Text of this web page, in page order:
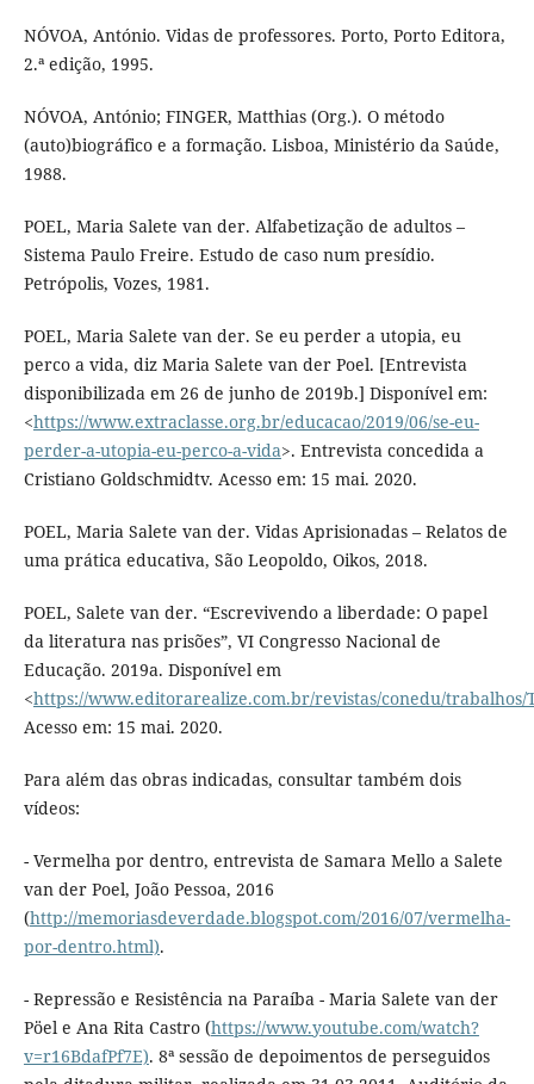
NÓVOA, António. Vidas de professores. Porto, Porto Editora,
2.ª edição, 1995.
NÓVOA, António; FINGER, Matthias (Org.). O método
(auto)biográfico e a formação. Lisboa, Ministério da Saúde,
1988.
POEL, Maria Salete van der. Alfabetização de adultos –
Sistema Paulo Freire. Estudo de caso num presídio.
Petrópolis, Vozes, 1981.
POEL, Maria Salete van der. Se eu perder a utopia, eu
perco a vida, diz Maria Salete van der Poel. [Entrevista
disponibilizada em 26 de junho de 2019b.] Disponível em:
<https://www.extraclasse.org.br/educacao/2019/06/se-eu-
perder-a-utopia-eu-perco-a-vida>. Entrevista concedida a
Cristiano Goldschmidtv. Acesso em: 15 mai. 2020.
POEL, Maria Salete van der. Vidas Aprisionadas – Relatos de
uma prática educativa, São Leopoldo, Oikos, 2018.
POEL, Salete van der. “Escrevivendo a liberdade: O papel
da literatura nas prisões”, VI Congresso Nacional de
Educação. 2019a. Disponível em
<https://www.editorarealize.com.br/revistas/conedu/trabalhos/
Acesso em: 15 mai. 2020.
Para além das obras indicadas, consultar também dois
vídeos:
- Vermelha por dentro, entrevista de Samara Mello a Salete
van der Poel, João Pessoa, 2016
(http://memoriasdeverdade.blogspot.com/2016/07/vermelha-
por-dentro.html).
- Repressão e Resistência na Paraíba - Maria Salete van der
Pöel e Ana Rita Castro (https://www.youtube.com/watch?
v=r16BdafPf7E). 8ª sessão de depoimentos de perseguidos